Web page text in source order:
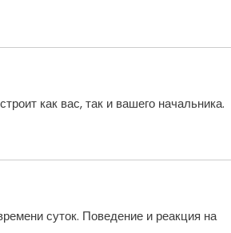
как вас, так и вашего начальника.
суток. Поведение и реакция на